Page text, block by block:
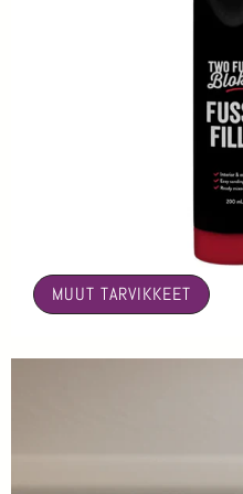
MUUT TARVIKKEET